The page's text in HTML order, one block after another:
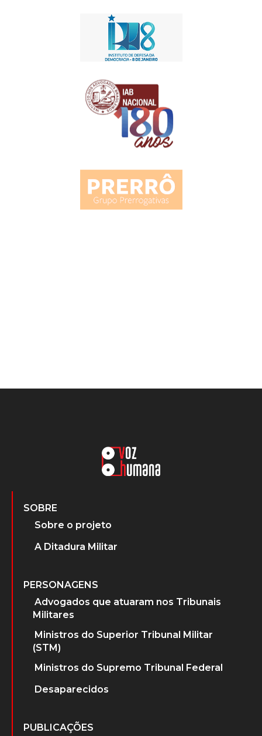
SOBRE
Sobre o projeto
A Ditadura Militar
PERSONAGENS
Advogados que atuaram nos Tribunais
Militares
Ministros do Superior Tribunal Militar
(STM)
Ministros do Supremo Tribunal Federal
Desaparecidos
PUBLICAÇÕES